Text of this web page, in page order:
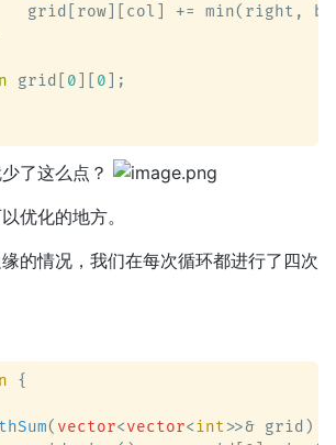
grid[row][col] += min(right,
grid[ 0 0 ];
了这么点？
优化的地方。
的情况，我们在每次循环都进行了四次
{
( vector<vector<int>>& grid)